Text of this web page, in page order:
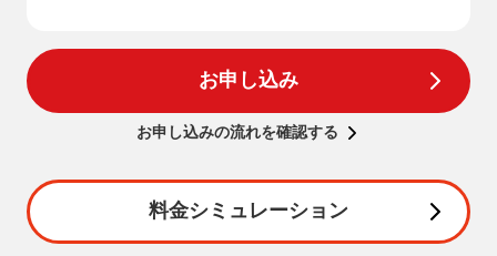
お申し込み
お申し込みの流れを確認する
料金シミュレーション